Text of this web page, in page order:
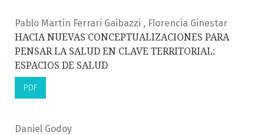
Pablo Martín Ferrari Gaibazzi , Florencia Ginestar
HACIA NUEVAS CONCEPTUALIZACIONES PARA
PENSAR LA SALUD EN CLAVE TERRITORIAL:
ESPACIOS DE SALUD
PDF
Daniel Godoy